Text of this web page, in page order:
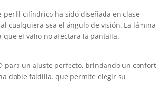
cilíndrico ha sido diseñada en clase
cualquiera sea el ángulo de visión. La lámina
que el vaho no afectará la pantalla.
para un ajuste perfecto, brindando un confort
doble faldilla, que permite elegir su